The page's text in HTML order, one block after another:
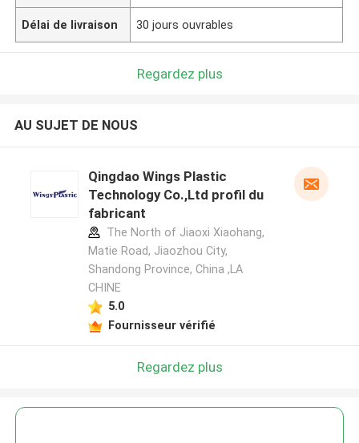
Délai de livraison 30 jours ouvrables
Regardez plus
AU SUJET DE NOUS
Qingdao Wings Plastic
Technology Co.,Ltd profil du
fabricant
The North of Jiaoxi Xiaohang,
Matie Road, Jiaozhou City,
Shandong Province, China ,LA
CHINE
5.0
Fournisseur vérifié
Regardez plus